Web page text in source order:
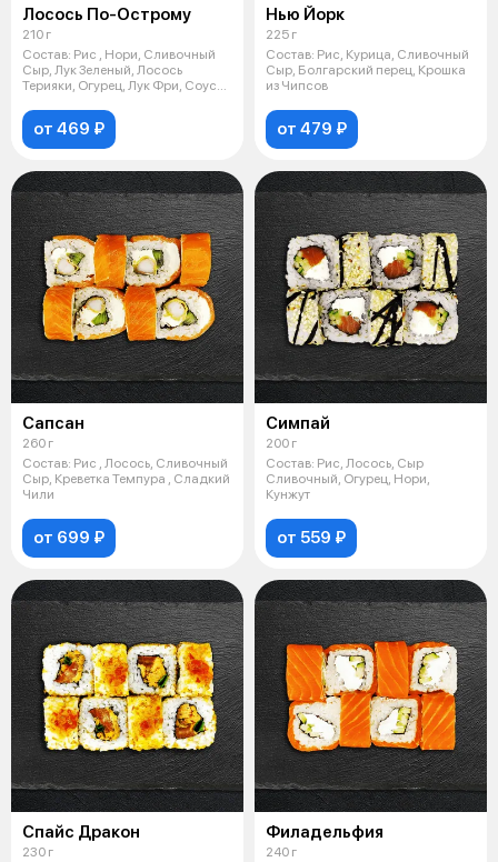
Лосось По-Острому
210 г
Состав: Рис , Нори, Сливочный
Сыр, Лук Зеленый, Лосось
Терияки, Огурец, Лук Фри, Соус
от 469 ₽
Нью Йорк
225 г
Состав: Рис, Курица, Сливочный
Сыр, Болгарский перец, Крошка
из Чипсов
от 479 ₽
Сапсан
260 г
Состав: Рис , Лосось, Сливочный
Сыр, Креветка Темпура , Сладкий
Чили
от 699 ₽
Симпай
200 г
Состав: Рис, Лосось, Сыр
Сливочный, Огурец, Нори,
Кунжут
от 559 ₽
Спайс Дракон
230 г
Филадельфия
240 г